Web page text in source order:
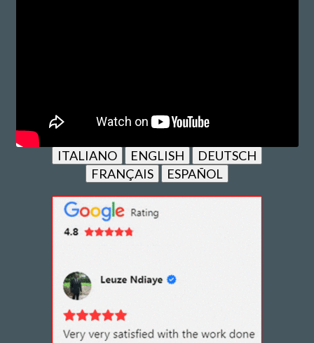
ITALIANO ENGLISH
DEUTSCH
FRANÇAIS
ESPAÑOL